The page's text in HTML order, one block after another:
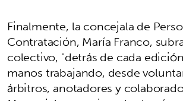
Finalmente, la concejala de
Contratación, María Franco,
colectivo, "detrás de cada
manos trabajando, desde
árbitros, anotadores y